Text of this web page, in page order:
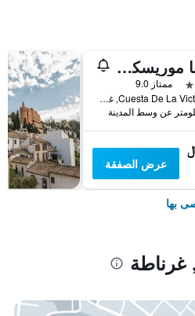
كاسا موريسكا هوتل بوتيك
ممتاز 9.0
Cuesta De La Victoria 9, غرناطة, منطقة أندلوسيا, أسبانيا
عرض الصفقة
بها